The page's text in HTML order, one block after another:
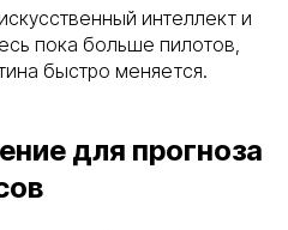
интеллект и
пока больше пилотов,
быстро меняется.
для прогноза